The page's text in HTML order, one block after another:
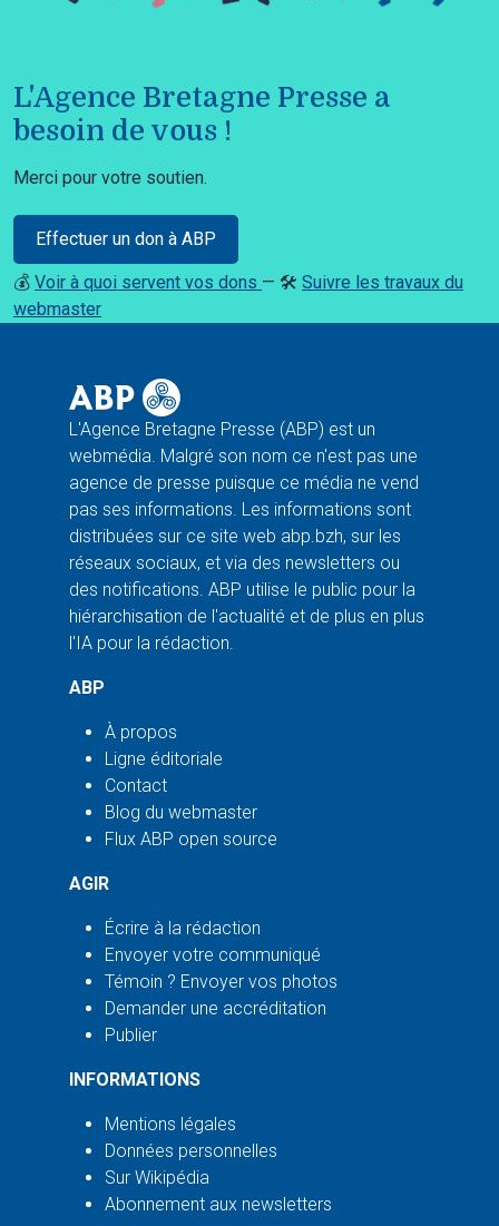
L'Agence Bretagne Presse a
besoin de vous !
Merci pour votre soutien.
Effectuer un don à ABP
💰 Voir à quoi servent vos dons — 🛠️ Suivre les travaux du
webmaster
L'Agence Bretagne Presse (ABP) est un
webmédia. Malgré son nom ce n'est pas une
agence de presse puisque ce média ne vend
pas ses informations. Les informations sont
distribuées sur ce site web abp.bzh, sur les
réseaux sociaux, et via des newsletters ou
des notifications. ABP utilise le public pour la
hiérarchisation de l'actualité et de plus en plus
l'IA pour la rédaction.
ABP
À propos
Ligne éditoriale
Contact
Blog du webmaster
Flux ABP open source
AGIR
Écrire à la rédaction
Envoyer votre communiqué
Témoin ? Envoyer vos photos
Demander une accréditation
Publier
INFORMATIONS
Mentions légales
Données personnelles
Sur Wikipédia
Abonnement aux newsletters